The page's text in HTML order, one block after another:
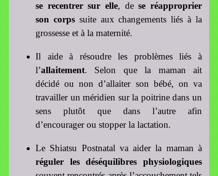
se recentrer sur elle, dese réapproprier
son corpssuite aux changements liés à la
grossesse et à la maternité.
Il aide à résoudre les problèmes liés à
l’allaitement. Selon que la maman ait
décidé ou non d’allaiter son bébé, on va
travailler un méridien sur la poitrine dans un
sens plutôt que dans l’autre afin
d’encourager ou stopper la lactation.
Le Shiatsu Postnatal va aider la maman à
réguler les déséquilibres physiologiques